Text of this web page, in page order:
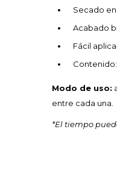
Secado
Acabado
Fácil
Contenido:
Modo de uso:
entre cada una.
*El tiempo